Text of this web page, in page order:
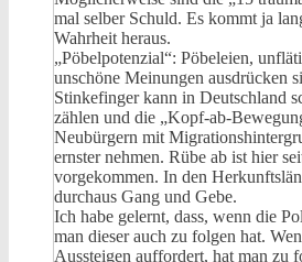
mal selber Schuld. Es kommt ja
Wahrheit heraus.
„Pöbelpotenzial“: Pöbeleien,
unschöne Meinungen ausdrücken
Stinkefinger kann in Deutschland
zählen und die „Kopf-ab-
Neubürgern mit
ernster nehmen. Rübe ab ist hier
vorgekommen. In den
durchaus Gang und Gebe.
Ich habe gelernt, dass, wenn die
man dieser auch zu folgen hat.
Aussteigen auffordert, hat man zu